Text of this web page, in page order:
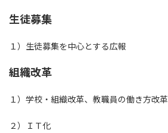
生徒募集
１）生徒募集を中心とする広報
組織改革
１）学校・組織改革、教職員の働き方改革
２）ＩＴ化